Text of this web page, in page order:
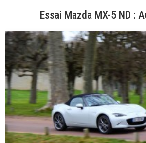
Essai Mazda MX-5 ND :